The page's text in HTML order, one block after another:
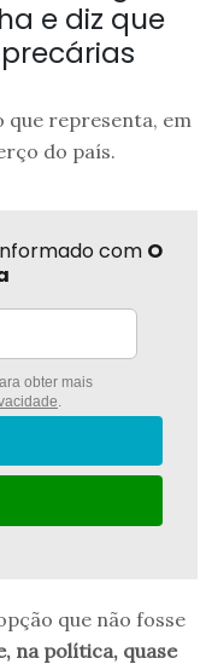
e diz que
que representa, em
do país.
com O
obter mais
.
que não fosse
na política, quase